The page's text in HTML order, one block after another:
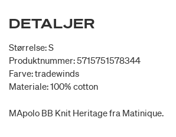
DETALJER
Størrelse: S
Produktnummer: 5715751578344
Farve: tradewinds
Materiale: 100% cotton
MApolo BB Knit Heritage fra Matinique.